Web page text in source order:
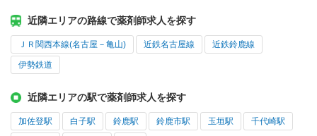
近隣エリアの路線で薬剤師求人を探す
ＪＲ関西本線(名古屋－亀山) 近鉄名古屋線 近鉄鈴鹿線
伊勢鉄道
近隣エリアの駅で薬剤師求人を探す
加佐登駅 白子駅 鈴鹿駅 鈴鹿市駅 玉垣駅 千代崎駅